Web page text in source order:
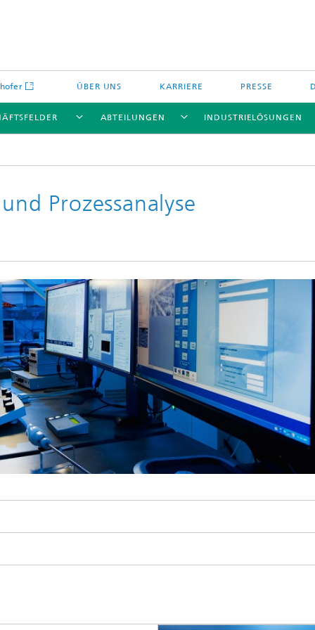
ÜBER UNS KARRIERE PRESSE
ABTEILUNGEN
und Komponenten
Energiespeicher
Oxidkeramik
Verfahren und Bauteile
INDUSTRIELÖSUNGEN
Prozessanalyse